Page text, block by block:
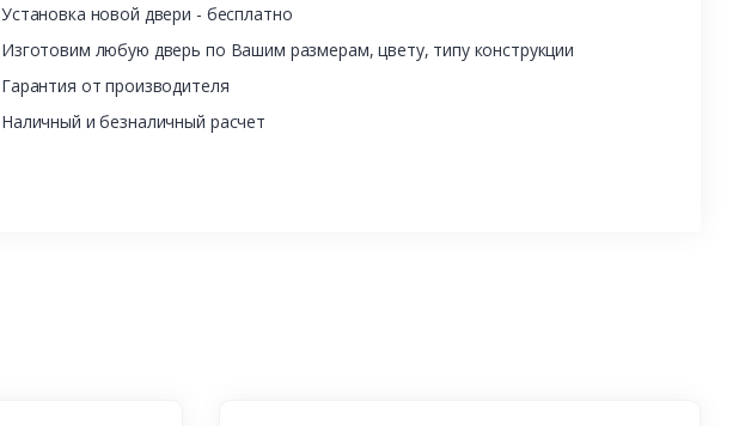
Установка новой двери - бесплатно
Изготовим любую дверь по Вашим размерам, цвету, типу конструкции
Гарантия от производителя
Наличный и безналичный расчет